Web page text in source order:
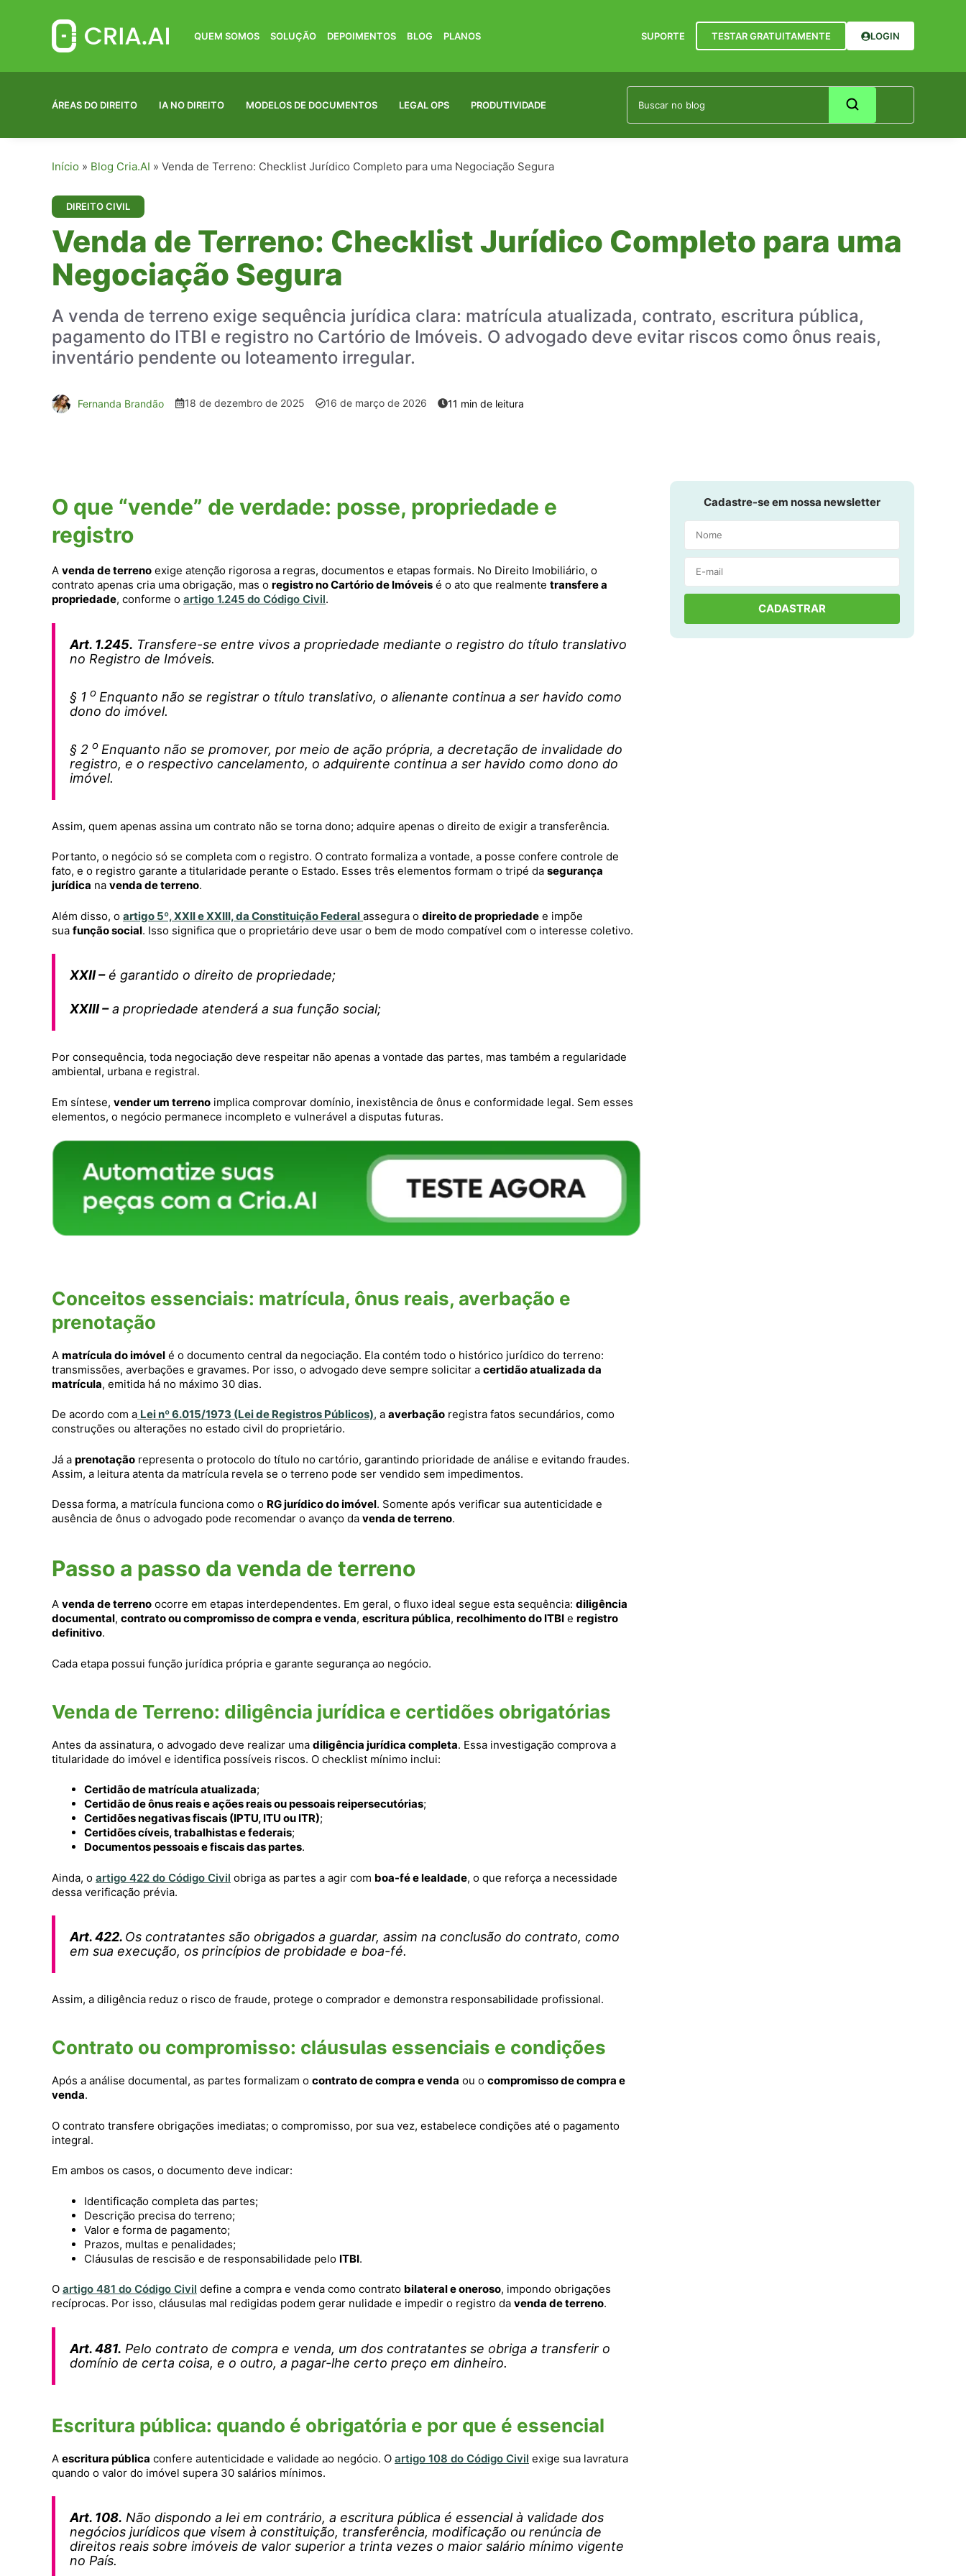
QUEM SOMOS SOLUÇÃO DEPOIMENTOS BLOG PLANOS SUPORTE TESTAR GRATUITAMENTE LOGIN
ÁREAS DO DIREITO IA NO DIREITO MODELOS DE DOCUMENTOS LEGAL OPS PRODUTIVIDADE
Início » Blog Cria.AI » Venda de Terreno: Checklist Jurídico Completo para uma Negociação Segura
DIREITO CIVIL
Venda de Terreno: Checklist Jurídico Completo para uma
Negociação Segura
A venda de terreno exige sequência jurídica clara: matrícula atualizada, contrato, escritura pública,
pagamento do ITBI e registro no Cartório de Imóveis. O advogado deve evitar riscos como ônus reais,
inventário pendente ou loteamento irregular.
Fernanda Brandão 18 de dezembro de 2025 16 de março de 2026
O que “vende” de verdade: posse, propriedade e
registro
A venda de terreno exige atenção rigorosa a regras, documentos e etapas formais. No Direito Imobiliário, o
contrato apenas cria uma obrigação, mas o registro no Cartório de Imóveis é o ato que realmente transfere a
propriedade, conforme o artigo 1.245 do Código Civil.
Art. 1.245. Transfere-se entre vivos a propriedade mediante o registro do título translativo
no Registro de Imóveis.
§ 1 o Enquanto não se registrar o título translativo, o alienante continua a ser havido como
dono do imóvel.
§ 2 o Enquanto não se promover, por meio de ação própria, a decretação de invalidade do
registro, e o respectivo cancelamento, o adquirente continua a ser havido como dono do
imóvel.
Assim, quem apenas assina um contrato não se torna dono; adquire apenas o direito de exigir a transferência.
Portanto, o negócio só se completa com o registro. O contrato formaliza a vontade, a posse confere controle de
fato, e o registro garante a titularidade perante o Estado. Esses três elementos formam o tripé da segurança
jurídica na venda de terreno.
Além disso, o artigo 5º, XXII e XXIII, da Constituição Federal assegura o direito de propriedade e impõe
sua função social. Isso significa que o proprietário deve usar o bem de modo compatível com o interesse coletivo.
XXII –é garantido o direito de propriedade;
XXIII –a propriedade atenderá a sua função social;
Por consequência, toda negociação deve respeitar não apenas a vontade das partes, mas também a regularidade
ambiental, urbana e registral.
Em síntese, vender um terreno implica comprovar domínio, inexistência de ônus e conformidade legal. Sem esses
elementos, o negócio permanece incompleto e vulnerável a disputas futuras.
Conceitos essenciais: matrícula, ônus reais, averbação e
prenotação
A matrícula do imóvel é o documento central da negociação. Ela contém todo o histórico jurídico do terreno:
transmissões, averbações e gravames. Por isso, o advogado deve sempre solicitar a certidão atualizada da
matrícula, emitida há no máximo 30 dias.
De acordo com a Lei nº 6.015/1973 (Lei de Registros Públicos), a averbação registra fatos secundários, como
construções ou alterações no estado civil do proprietário.
Já a prenotação representa o protocolo do título no cartório, garantindo prioridade de análise e evitando fraudes.
Assim, a leitura atenta da matrícula revela se o terreno pode ser vendido sem impedimentos.
Dessa forma, a matrícula funciona como o RG jurídico do imóvel. Somente após verificar sua autenticidade e
ausência de ônus o advogado pode recomendar o avanço da venda de terreno.
Passo a passo da venda de terreno
A venda de terreno ocorre em etapas interdependentes. Em geral, o fluxo ideal segue esta sequência: diligência
documental, contrato ou compromisso de compra e venda, escritura pública, recolhimento do ITBI e registro
definitivo.
Cada etapa possui função jurídica própria e garante segurança ao negócio.
Venda de Terreno: diligência jurídica e certidões obrigatórias
Antes da assinatura, o advogado deve realizar uma diligência jurídica completa. Essa investigação comprova a
titularidade do imóvel e identifica possíveis riscos. O checklist mínimo inclui:
Certidão de matrícula atualizada;
Certidão de ônus reais e ações reais ou pessoais reipersecutórias;
Certidões negativas fiscais (IPTU, ITU ou ITR);
Certidões cíveis, trabalhistas e federais;
Documentos pessoais e fiscais das partes.
Ainda, o artigo 422 do Código Civil obriga as partes a agir com boa-fé e lealdade, o que reforça a necessidade
dessa verificação prévia.
Art. 422. Os contratantes são obrigados a guardar, assim na conclusão do contrato, como
em sua execução, os princípios de probidade e boa-fé.
Assim, a diligência reduz o risco de fraude, protege o comprador e demonstra responsabilidade profissional.
Contrato ou compromisso: cláusulas essenciais e condições
Após a análise documental, as partes formalizam o contrato de compra e venda ou o compromisso de compra e
venda.
O contrato transfere obrigações imediatas; o compromisso, por sua vez, estabelece condições até o pagamento
integral.
Em ambos os casos, o documento deve indicar:
Identificação completa das partes;
Descrição precisa do terreno;
Valor e forma de pagamento;
Prazos, multas e penalidades;
Cláusulas de rescisão e de responsabilidade pelo ITBI.
O artigo 481 do Código Civil define a compra e venda como contrato bilateral e oneroso, impondo obrigações
recíprocas. Por isso, cláusulas mal redigidas podem gerar nulidade e impedir o registro da venda de terreno.
Art. 481. Pelo contrato de compra e venda, um dos contratantes se obriga a transferir o
domínio de certa coisa, e o outro, a pagar-lhe certo preço em dinheiro.
Escritura pública: quando é obrigatória e por que é essencial
A escritura pública confere autenticidade e validade ao negócio. O artigo 108 do Código Civil exige sua lavratura
quando o valor do imóvel supera 30 salários mínimos.
Art. 108. Não dispondo a lei em contrário, a escritura pública é essencial à validade dos
negócios jurídicos que visem à constituição, transferência, modificação ou renúncia de
direitos reais sobre imóveis de valor superior a trinta vezes o maior salário mínimo vigente
no País.
Cadastre-se em nossa newsletter